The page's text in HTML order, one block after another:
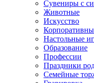
Сувениры с
Животные
Искусство
Настольные
Образование
Профессии
Праздники
Семейные